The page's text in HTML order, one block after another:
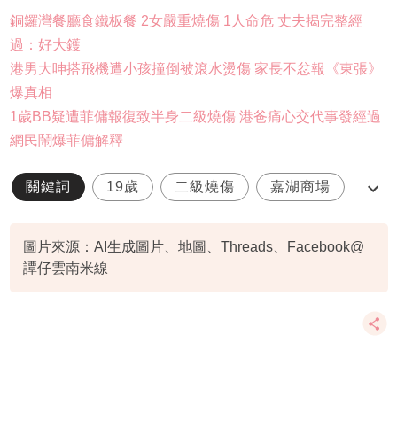
銅鑼灣餐廳食鐵板餐 2女嚴重燒傷 1人命危 丈夫揭完整經
過：好大鑊
港男大呻搭飛機遭小孩撞倒被滾水燙傷 家長不忿報《東張》
爆真相
1歲BB疑遭菲傭報復致半身二級燒傷 港爸痛心交代事發經過
網民鬧爆菲傭解釋
關鍵詞 19歲 二級燒傷 嘉湖商場
圖片來源：AI生成圖片、地圖、Threads、Facebook@
譚仔雲南米線